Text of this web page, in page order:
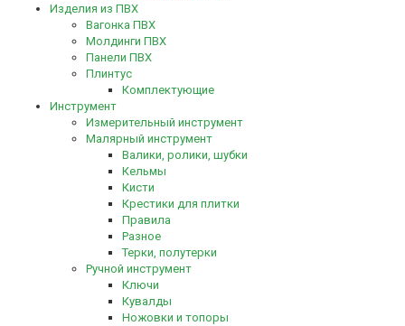
Изделия из ПВХ
Вагонка ПВХ
Молдинги ПВХ
Панели ПВХ
Плинтус
Комплектующие
Инструмент
Измерительный инструмент
Малярный инструмент
Валики, ролики, шубки
Кельмы
Кисти
Крестики для плитки
Правила
Разное
Терки, полутерки
Ручной инструмент
Ключи
Кувалды
Ножовки и топоры